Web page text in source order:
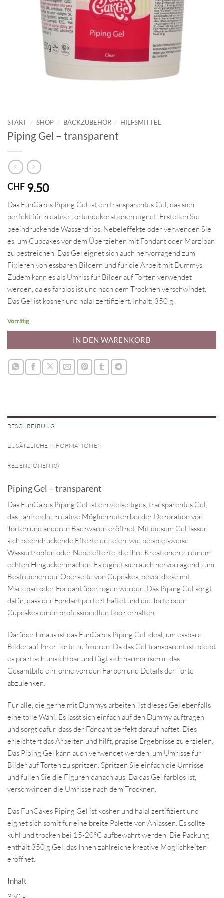
START / SHOP / BACKZUBEHÖR / HILFSMITTEL
Piping Gel – transparent
CHF 9.50
Das FunCakes Piping Gel ist ein transparentes Gel, das sich
perfekt für kreative Tortendekorationen eignet. Erstellen Sie
beeindruckende Wasserdrips, Nebeleffekte oder verwenden Sie
es, um Cupcakes vor dem Überziehen mit Fondant oder Marzipan
zu bestreichen. Das Gel eignet sich auch hervorragend zum
Fixieren von essbaren Bildern und für die Arbeit mit Dummys.
Zudem kann es als Umriss für Bilder auf Torten verwendet
werden, da es farblos ist und nach dem Trocknen verschwindet.
Das Gel ist kosher und halal zertifiziert. Inhalt: 350 g.
Vorrätig
IN DEN WARENKORB
BESCHREIBUNG
ZUSÄTZLICHE INFORMATIONEN
REZENSIONEN (0)
Piping Gel – transparent
Das FunCakes Piping Gel ist ein vielseitiges, transparentes Gel,
das zahlreiche kreative Möglichkeiten bei der Dekoration von
Torten und anderen Backwaren eröffnet. Mit diesem Gel lassen
sich beeindruckende Effekte erzielen, wie beispielsweise
Wassertropfen oder Nebeleffekte, die Ihre Kreationen zu einem
echten Hingucker machen. Es eignet sich auch hervorragend zum
Bestreichen der Oberseite von Cupcakes, bevor diese mit
Marzipan oder Fondant überzogen werden. Das Piping Gel sorgt
dafür, dass der Fondant perfekt haftet und die Torte oder
Cupcakes einen professionellen Look erhalten.
Darüber hinaus ist das FunCakes Piping Gel ideal, um essbare
Bilder auf Ihrer Torte zu fixieren. Da das Gel transparent ist, bleibt
es praktisch unsichtbar und fügt sich harmonisch in das
Gesamtbild ein, ohne von den Farben und Details der Torte
abzulenken.
Für alle, die gerne mit Dummys arbeiten, ist dieses Gel ebenfalls
eine tolle Wahl. Es lässt sich einfach auf den Dummy auftragen
und sorgt dafür, dass der Fondant perfekt darauf haftet. Dies
erleichtert das Arbeiten und hilft, präzise Ergebnisse zu erzielen.
Das Piping Gel kann auch verwendet werden, um Umrisse für
Bilder auf Torten zu spritzen. Spritzen Sie einfach die Umrisse
und füllen Sie die Figuren danach aus. Da das Gel farblos ist,
verschwinden die Umrisse nach dem Trocknen.
Das FunCakes Piping Gel ist kosher und halal zertifiziert und
eignet sich somit für eine breite Palette von Anlässen. Es sollte
kühl und trocken bei 15-20°C aufbewahrt werden. Die Packung
enthält 350 g Gel, das Ihnen zahlreiche kreative Möglichkeiten
eröffnet.
Inhalt